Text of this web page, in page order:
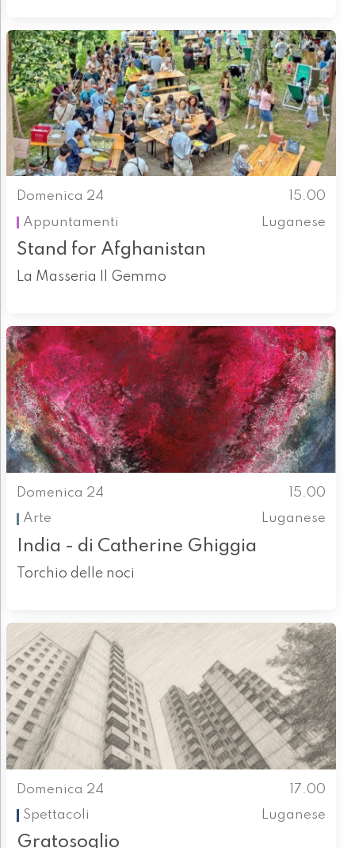
Domenica 24
15.00
Appuntamenti
Luganese
Stand for Afghanistan
La Masseria Il Gemmo
Domenica 24
15.00
Arte
Luganese
India - di Catherine Ghiggia
Torchio delle noci
Domenica 24
17.00
Spettacoli
Luganese
Gratosoglio